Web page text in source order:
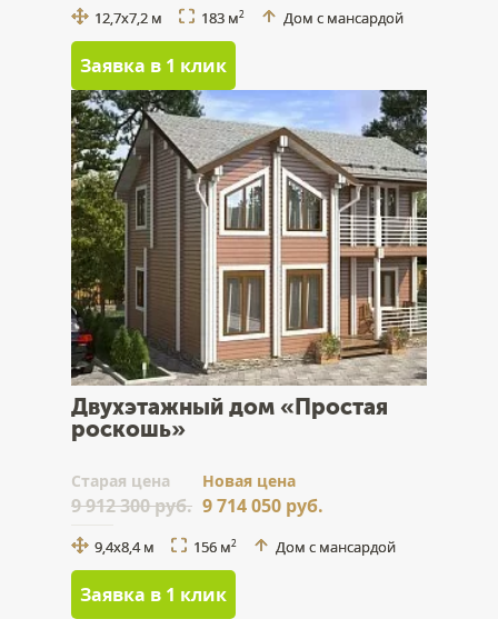
12,7х7,2 м 183 м2 Дом с мансардой
Заявка в 1 клик
Двухэтажный дом «Простая
роскошь»
Cтарая цена
9 912 300 руб.
Новая цена
9 714 050 руб.
9,4х8,4 м 156 м2 Дом с мансардой
Заявка в 1 клик